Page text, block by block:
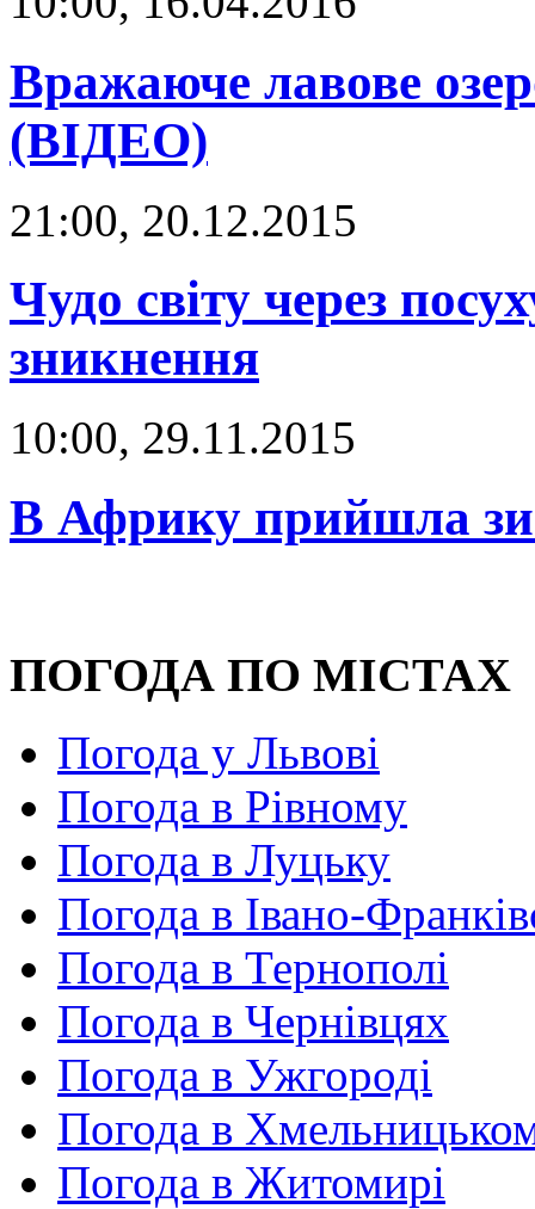
Вражаюче лавове
(ВІДЕО)
21:00, 20.12.2015
Чудо світу через
зникнення
10:00, 29.11.2015
В Африку прийшла
ПОГОДА ПО МІСТАХ
Погода у Львові
Погода в Рівному
Погода в Луцьку
Погода в Івано-
Погода в Тернополі
Погода в Чернівцях
Погода в Ужгороді
Погода в
Погода в Житомирі